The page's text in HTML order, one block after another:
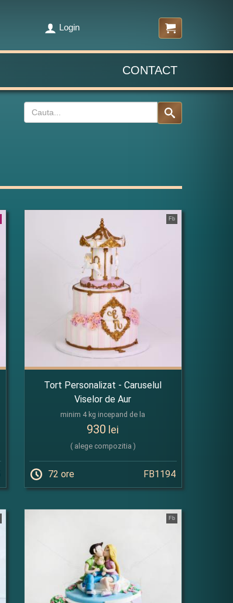
Login
CONTACT
Fb
Tort Personalizat - Caruselul
Viselor de Aur
minim 4 kg incepand de la
930 lei
( alege compozitia )
72 ore FB1194
Fb